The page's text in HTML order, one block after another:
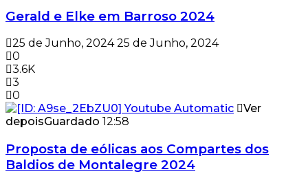
Gerald e Elke em Barroso 2024
25 de Junho, 2024 25 de Junho, 2024
0
3.6K
3
0
Ver
depoisGuardado 12:58
Proposta de eólicas aos Compartes dos
Baldios de Montalegre 2024